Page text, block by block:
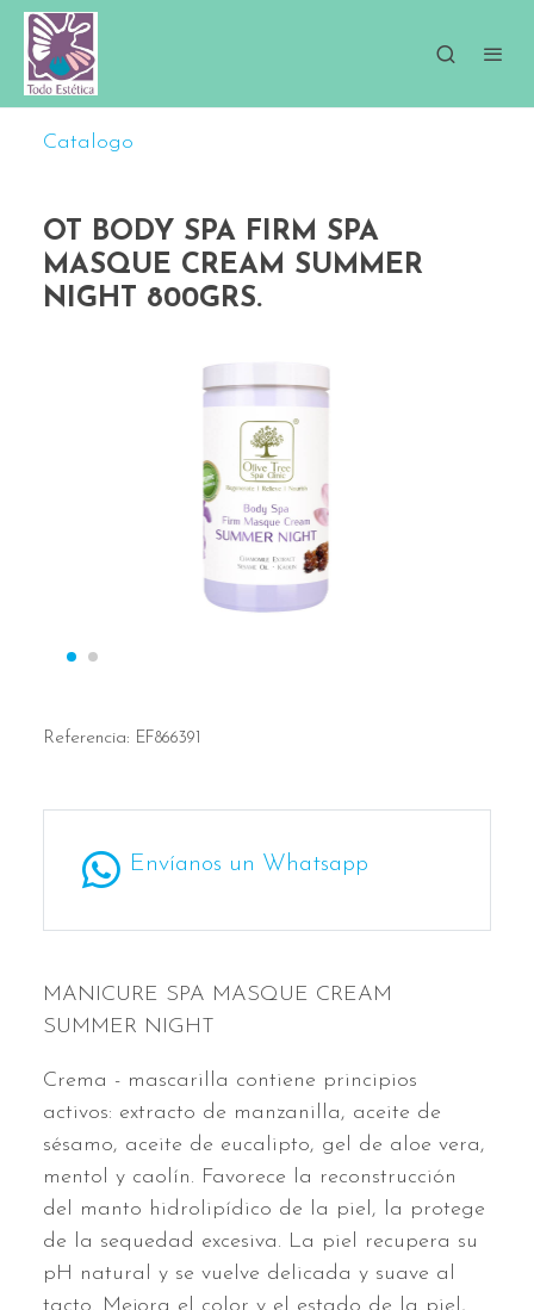
Catalogo
OT BODY SPA FIRM SPA
MASQUE CREAM SUMMER
NIGHT 800GRS.
Referencia: EF866391
Envíanos un Whatsapp
MANICURE SPA MASQUE CREAM
SUMMER NIGHT
Crema - mascarilla contiene principios
activos: extracto de manzanilla, aceite de
sésamo, aceite de eucalipto, gel de aloe vera,
mentol y caolín. Favorece la reconstrucción
del manto hidrolipídico de la piel, la protege
de la sequedad excesiva. La piel recupera su
pH natural y se vuelve delicada y suave al